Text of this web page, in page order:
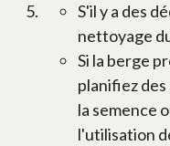
S'il y a des
nettoyage
Si la berge
planifiez
la semence
l'utilisation